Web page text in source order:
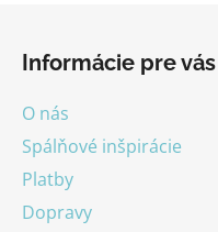
Informácie pre vás
O nás
Spálňové inšpirácie
Platby
Dopravy